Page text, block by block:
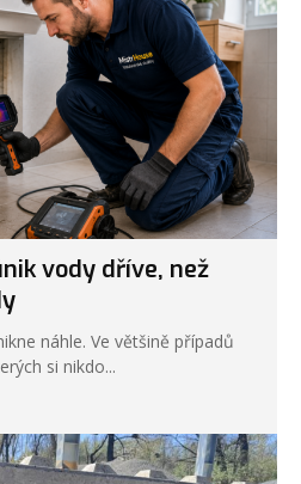
vody dříve, než
náhle. Ve většině případů
si nikdo...